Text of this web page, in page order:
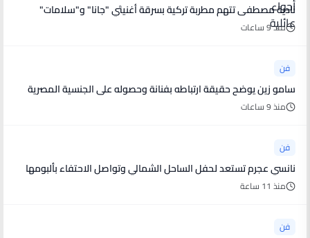
نادية مصطفى تتهم مطربة تركية بسرقة أغنيتَي "جانا" و"سلامات"
منذ 9 ساعات
فن
سامو زين يوضح حقيقة ارتباطه بفنانة وحصوله على الجنسية المصرية
منذ 9 ساعات
فن
نانسي عجرم تستعد لحفل الساحل الشمالي وتواصل الاحتفاء بألبومها
منذ 11 ساعة
فن